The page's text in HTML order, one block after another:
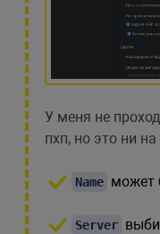
У меня не
пхп, но это ни
Name может
Server